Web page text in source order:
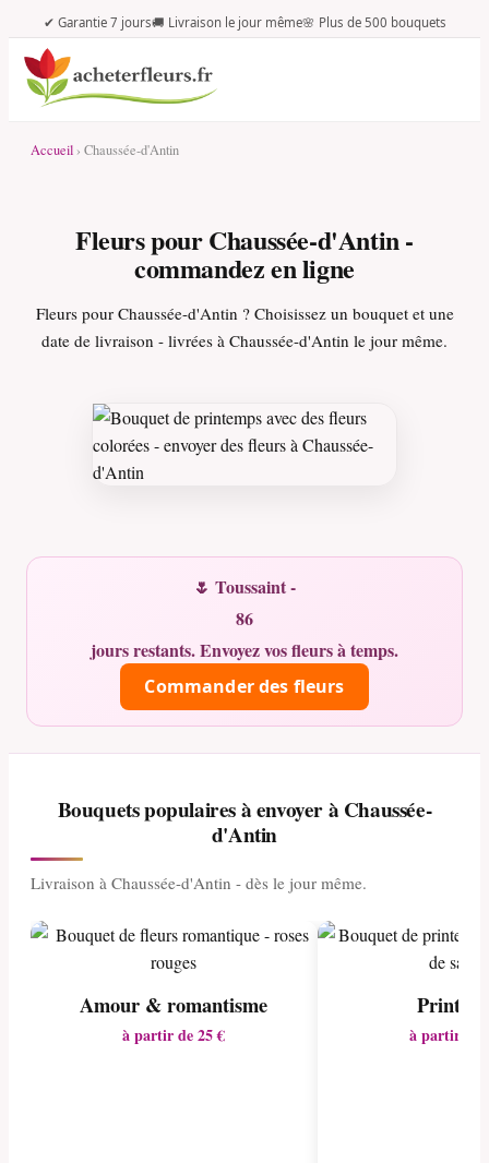
✔ Garantie 7 jours🚚 Livraison le jour même🌸 Plus de 500 bouquets
Accueil › Chaussée-d'Antin
Fleurs pour Chaussée-d'Antin -
commandez en ligne
Fleurs pour Chaussée-d'Antin ? Choisissez un bouquet et une
date de livraison - livrées à Chaussée-d'Antin le jour même.
🌷 Toussaint -
86
jours restants. Envoyez vos fleurs à temps.
Commander des fleurs
Bouquets populaires à envoyer à Chaussée-
d'Antin
Livraison à Chaussée-d'Antin - dès le jour même.
Amour & romantisme
à partir de 25 € à partir de